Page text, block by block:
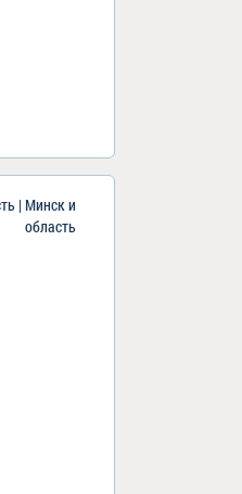
| Минск и
область